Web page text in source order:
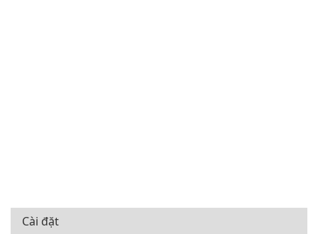
Cài đặt